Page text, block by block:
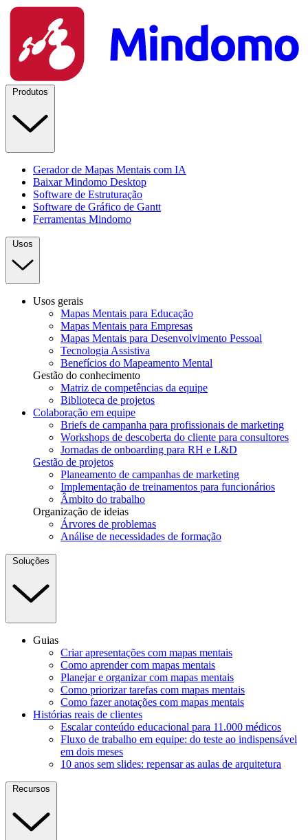
Produtos
Gerador de Mapas Mentais com IA
Baixar Mindomo Desktop
Software de Estruturação
Software de Gráfico de Gantt
Ferramentas Mindomo
Usos
Usos gerais
Mapas Mentais para Educação
Mapas Mentais para Empresas
Mapas Mentais para Desenvolvimento Pessoal
Tecnologia Assistiva
Benefícios do Mapeamento Mental
Gestão do conhecimento
Matriz de competências da equipe
Biblioteca de projetos
Colaboração em equipe
Briefs de campanha para profissionais de marketing
Workshops de descoberta do cliente para consultores
Jornadas de onboarding para RH e L&D
Gestão de projetos
Planeamento de campanhas de marketing
Implementação de treinamentos para funcionários
Âmbito do trabalho
Organização de ideias
Árvores de problemas
Análise de necessidades de formação
Soluções
Guias
Criar apresentações com mapas mentais
Como aprender com mapas mentais
Planejar e organizar com mapas mentais
Como priorizar tarefas com mapas mentais
Como fazer anotações com mapas mentais
Histórias reais de clientes
Escalar conteúdo educacional para 11.000 médicos
Fluxo de trabalho em equipe: do teste ao indispensável
em dois meses
10 anos sem slides: repensar as aulas de arquitetura
Recursos